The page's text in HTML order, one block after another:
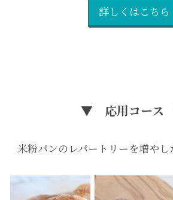
詳しくはこちら
▼ 応用コー
米粉パンのレパートリーを増や